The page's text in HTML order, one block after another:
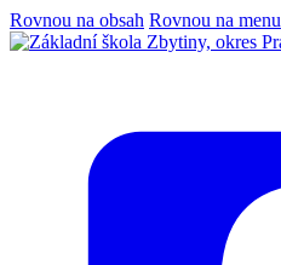
Rovnou na obsah Rovnou na menu